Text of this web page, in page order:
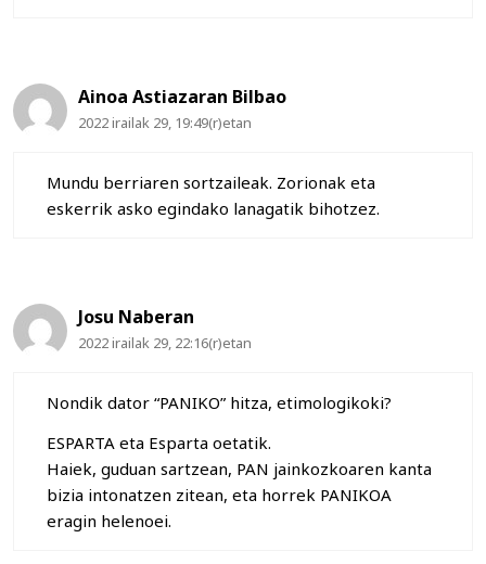
Ainoa Astiazaran Bilbao
2022 irailak 29, 19:49(r)etan
Mundu berriaren sortzaileak. Zorionak eta
eskerrik asko egindako lanagatik bihotzez.
Josu Naberan
2022 irailak 29, 22:16(r)etan
Nondik dator “PANIKO” hitza, etimologikoki?
ESPARTA eta Esparta oetatik.
Haiek, guduan sartzean, PAN jainkozkoaren kanta
bizia intonatzen zitean, eta horrek PANIKOA
eragin helenoei.